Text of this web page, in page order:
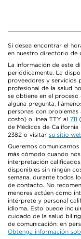
Si desea encontrar el
en nuestro directorio de
La información de este
periódicamente. La
proveedores y servicios
profesional de la salud
se obtiene en el
alguna pregunta,
personas con
costo) o línea TTY al 711
de Médicos de
2382 o visitar su sitio
Queremos
más cómodo cuando
interpretación
disponibles sin ningún
semana, durante todos
de contacto. No
menores actúen como
intérprete y personal
idioma. Esto puede
cuidado de la salud
de comunicación: en
Obtenga información